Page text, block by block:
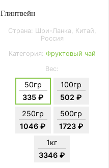
Глинтвейн
Страна: Шри-Ланка, Китай,
Россия
Категория: Фруктовый чай
Вес:
50гр
335 ₽
100гр
502 ₽
250гр
1046 ₽
500гр
1723 ₽
1кг
3346 ₽